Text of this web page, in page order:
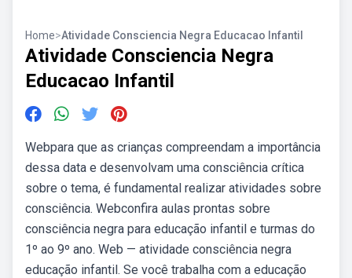
Home>Atividade Consciencia Negra Educacao Infantil
Atividade Consciencia Negra
Educacao Infantil
Webpara que as crianças compreendam a importância
dessa data e desenvolvam uma consciência crítica
sobre o tema, é fundamental realizar atividades sobre
consciência. Webconfira aulas prontas sobre
consciência negra para educação infantil e turmas do
1º ao 9º ano. Web — atividade consciência negra
educação infantil. Se você trabalha com a educação